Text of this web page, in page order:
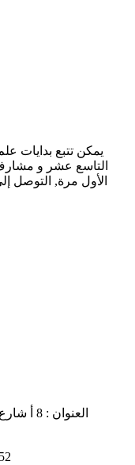
يمكن تتبع بدايات
التاسع عشر و
الأول مرة, التوصل